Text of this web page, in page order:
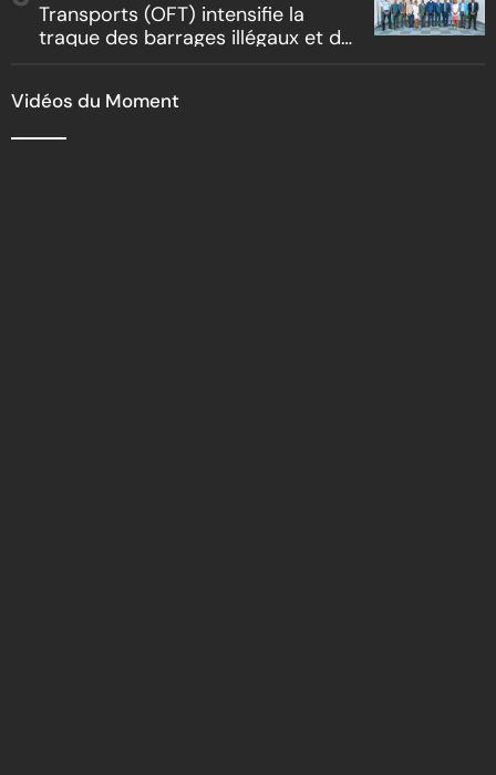
Transports (OFT) intensifie la
traque des barrages illégaux et du
Vidéos du Moment